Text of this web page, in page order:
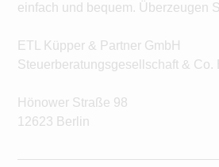
einfach und bequem. Überzeugen
ETL Küpper & Partner GmbH
Steuerberatungsgesellschaft & Co.
Hönower Straße 98
12623 Berlin